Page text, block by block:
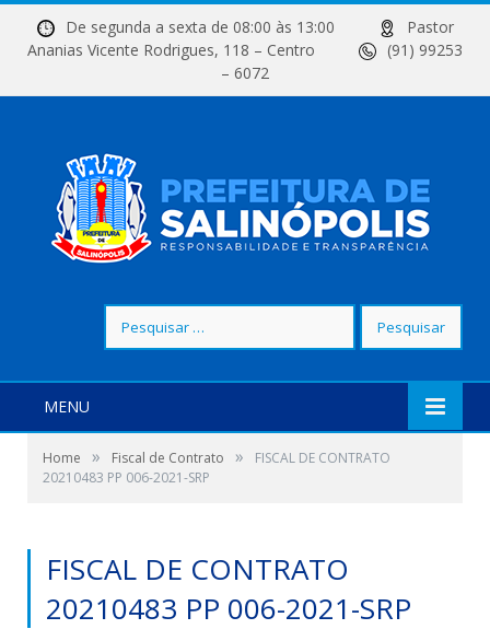
De segunda a sexta de 08:00 às 13:00
Pastor
Ananias Vicente Rodrigues, 118 – Centro
(91) 99253
– 6072
por:
MENU
Home » Fiscal de Contrato »
FISCAL DE CONTRATO
20210483 PP 006-2021-SRP
FISCAL DE CONTRATO
20210483 PP 006-2021-SRP